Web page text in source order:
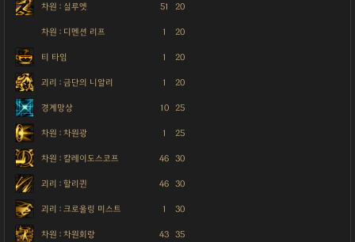
차원 : 실루엣 51 20
차원 : 디멘션 리프 1 20
티 타임 1 20
괴리 : 금단의 니알리 1 20
경계망상 10 25
차원 : 차원광 1 25
차원 : 칼레이도스코프 46 30
괴리 : 할리퀸 46 30
괴리 : 크로울링 미스트 1 30
차원 : 차원회랑 43 35